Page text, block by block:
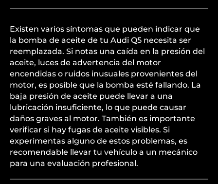
Existen varios síntomas que pueden indicar que
la bomba de aceite de tu Audi Q5 necesita ser
reemplazada. Si notas una caída en la presión del
aceite, luces de advertencia del motor
encendidas o ruidos inusuales provenientes del
motor, es posible que la bomba esté fallando. La
baja presión de aceite puede llevar a una
lubricación insuficiente, lo que puede causar
daños graves al motor. También es importante
verificar si hay fugas de aceite visibles. Si
experimentas alguno de estos problemas, es
recomendable llevar tu vehículo a un mecánico
para una evaluación profesional.